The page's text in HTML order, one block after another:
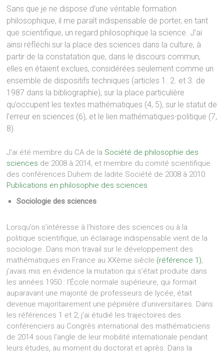
Sans que je ne dispose d’une véritable formation
philosophique, il me paraît indispensable de porter, en tant
que scientifique, un regard philosophique la science. J’ai
ainsi réfléchi sur la place des sciences dans la culture, à
partir de la constatation que, dans le discours commun,
elles en étaient exclues, considérées seulement comme un
ensemble de dispositifs techniques (articles 1. 2. et 3. de
1987 dans la bibliographie), sur la place particulière
qu’occupent les textes mathématiques (4, 5), sur le statut de
l’erreur en sciences (6), et le lien mathématiques-politique (7,
8).
J’ai été membre du CA de la Société de philosophie des
sciences de 2008 à 2014, et membre du comité scientifique
des conférences Duhem de ladite Société de 2008 à 2010.
Publications en philosophie des sciences
Sociologie des sciences
Lorsqu’on s’intéresse à l’histoire des sciences ou à la
politique scientifique, un éclairage indispensable vient de la
sociologie. Dans mon travail sur le développement des
mathématiques en France au XXème siècle (référence 1),
j’avais mis en évidence la mutation qui s’était produite dans
les années 1950 : l’École normale supérieure, qui formait
auparavant une majorité de professeurs de lycée, était
devenue majoritairement une pépinière d’universitaires. Dans
les références 1 et 2, j’ai étudié les trajectoires des
conférenciers au Congrès international des mathématiciens
de 2014 sous l’angle de leur mobilité internationale pendant
leurs études, au moment du doctorat et après. Dans la